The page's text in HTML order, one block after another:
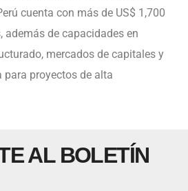
cuenta con más de US$ 1,700
además de capacidades en
mercados de capitales y
para proyectos de alta
AL BOLETÍN